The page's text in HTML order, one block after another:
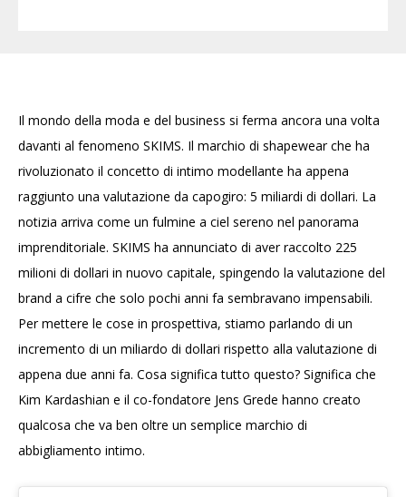
Il mondo della moda e del business si ferma ancora una volta
davanti al fenomeno SKIMS. Il marchio di shapewear che ha
rivoluzionato il concetto di intimo modellante ha appena
raggiunto una valutazione da capogiro: 5 miliardi di dollari. La
notizia arriva come un fulmine a ciel sereno nel panorama
imprenditoriale. SKIMS ha annunciato di aver raccolto 225
milioni di dollari in nuovo capitale, spingendo la valutazione del
brand a cifre che solo pochi anni fa sembravano impensabili.
Per mettere le cose in prospettiva, stiamo parlando di un
incremento di un miliardo di dollari rispetto alla valutazione di
appena due anni fa. Cosa significa tutto questo? Significa che
Kim Kardashian e il co-fondatore Jens Grede hanno creato
qualcosa che va ben oltre un semplice marchio di
abbigliamento intimo.